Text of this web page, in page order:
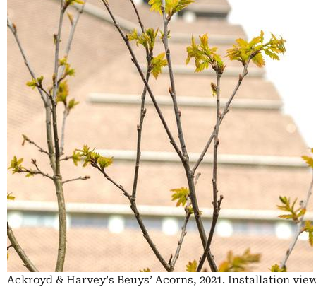
Ackroyd & Harvey’s Beuys’ Acorns, 2021. Installation